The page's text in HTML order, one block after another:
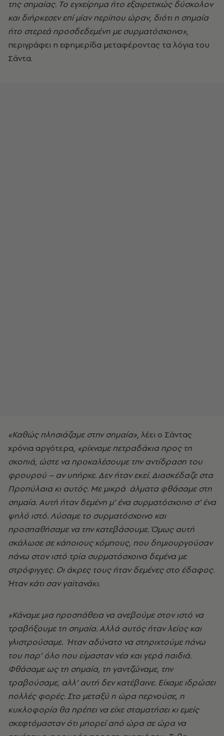
της σημαίας. Το εγχείρημα ήτο εξαιρετικώς δύσκολον
και διήρκεσεν επί μίαν περίπου ώραν, διότι η σημαία
ήτο στερεά προσδεδεμένη με συρματόσχοινο»,
περιγράφει η εφημερίδα μεταφέροντας τα λόγια του
Σάντα.
«Καθώς πλησιάζαμε στην σημαία», λέει ο Σάντας
χρόνια αργότερα, «ρίχναμε πετραδάκια προς τη
σκοπιά, ώστε να προκαλέσουμε την αντίδραση του
φρουρού – αν υπήρχε. Δεν ήταν εκεί. Διασκέδαζε στα
Προπύλαια κι αυτός. Με μικρά άλματα φθάσαμε στη
σημαία. Αυτή ήταν δεμένη μ’ ένα συρματόσχοινο σ’ ένα
ψηλό ιστό. Λύσαμε το συρματόσχοινο και
προσπαθήσαμε να την κατεβάσουμε. Όμως αυτή
σκάλωσε σε κάποιους κόμπους, που δημιουργούσαν
πάνω στον ιστό τρία συρματόσχοινα δεμένα με
στρόφιγγες. Οι άκρες τους ήταν δεμένες στο έδαφος.
Ήταν κάτι σαν γαϊτανάκι.
»Κάναμε μια προσπάθεια να ανεβούμε στον ιστό να
τραβήξουμε τη σημαία. Αλλά αυτός ήταν λείος και
γλιστρούσαμε. Ήταν αδύνατο να στηριχτούμε πάνω
του παρ’ όλο που είμασταν νέα και γερά παιδιά.
Φθάσαμε ως τη σημαία, τη γαντζώναμε, την
τραβούσαμε, αλλ’ αυτή δεν κατέβαινε. Είχαμε ιδρώσει
πολλές φορές. Στο μεταξύ η ώρα περνούσε, η
κυκλοφορία θα πρέπει να είχε σταματήσει κι εμείς
σκεφτόμασταν ότι μπορεί από ώρα σε ώρα να